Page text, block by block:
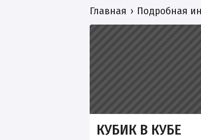
Главная Подробная
КУБИК В КУБЕ